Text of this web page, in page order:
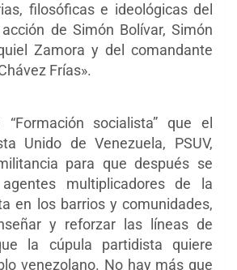
filosóficas e ideológicas del
de Simón Bolívar, Simón
Zamora y del comandante
Frías».
socialista” que el
Unido de Venezuela, PSUV,
para que después se
multiplicadores de la
en los barrios y comunidades,
y reforzar las líneas de
la cúpula partidista quiere
venezolano. No hay más que